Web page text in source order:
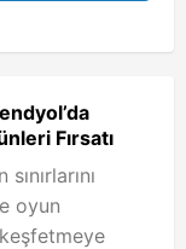
Fırsatı
oyun
keşfetmeye